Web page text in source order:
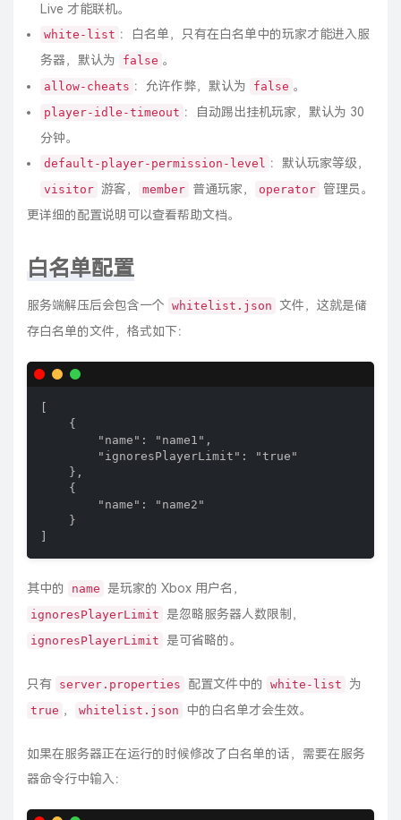
Live 才能联机。
white-list ：白名单，只有在白名单中的玩家才能进入服
务器，默认为
false 。
allow-cheats ：允许作弊，默认为 false 。
player-idle-timeout ：自动踢出挂机玩家，默认为 30
分钟。
default-player-permission-level ：默认玩家等级，
visitor 游客， member 普通玩家， operator 管理员。
更详细的配置说明可以查看帮助文档。
白名单配置
服务端解压后会包含一个 whitelist.json
文件，这就是储
存白名单的文件，格式如下：
[
    {
        "name": "name1",
        "ignoresPlayerLimit": "true"
    },
    {
        "name": "name2"
    }
]
其中的 name 是玩家的 Xbox 用户名，
ignoresPlayerLimit 是忽略服务器人数限制，
ignoresPlayerLimit 是可省略的。
只有 server.properties 配置文件中的 white-list 为
true ， whitelist.json 中的白名单才会生效。
如果在服务器正在运行的时候修改了白名单的话，需要在服务
器命令行中输入：